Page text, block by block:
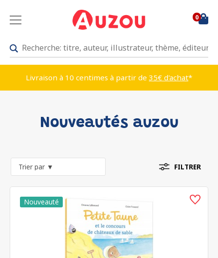
0
Livraison à 10 centimes à partir de 35€ d'achat*
Nouveautés auzou
FILTRER